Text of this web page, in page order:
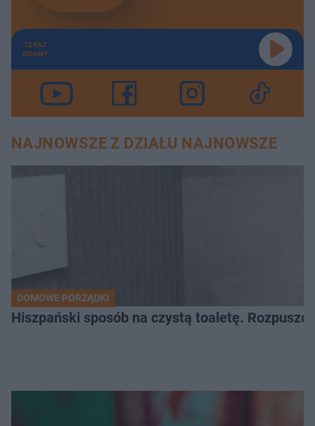
TERAZ
GRAMY
NAJNOWSZE Z DZIAŁU NAJNOWSZE
DOMOWE PORZĄDKI
Hiszpański sposób na czystą toaletę.